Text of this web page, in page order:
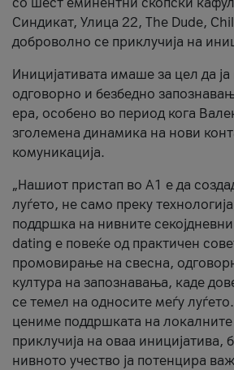
Синдикат, Улица 22, The Dude,
доброволно се приклучија на
Иницијативата имаше за цел да ја
одговорно и безбедно
ера, особено во период кога
зголемена динамика на нови
комуникација.
„Нашиот пристап во А1 е да
луѓето, не само преку
поддршка на нивните
dating е повеќе од практичен
промовирање на свесна,
култура на запознавања, каде
се темел на односите меѓу
цениме поддршката на
приклучија на оваа иницијатива,
нивното учество ја потенцира